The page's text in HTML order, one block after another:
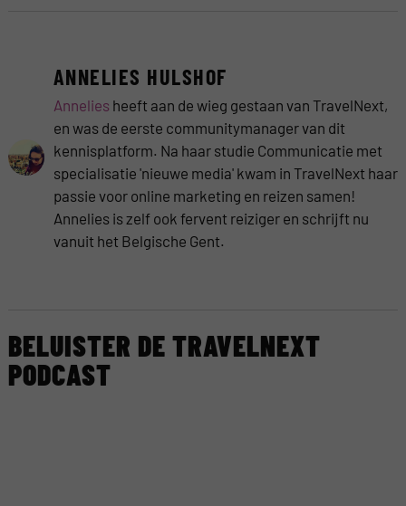
ANNELIES HULSHOF
Annelies heeft aan de wieg gestaan van TravelNext,
en was de eerste communitymanager van dit
kennisplatform. Na haar studie Communicatie met
specialisatie 'nieuwe media' kwam in TravelNext haar
passie voor online marketing en reizen samen!
Annelies is zelf ook fervent reiziger en schrijft nu
vanuit het Belgische Gent.
BELUISTER DE TRAVELNEXT
PODCAST